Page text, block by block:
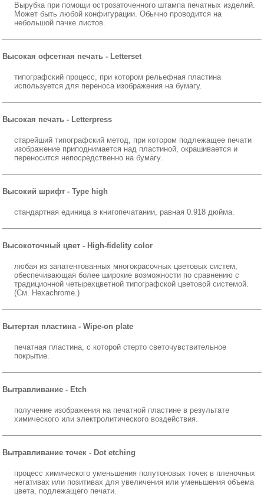
Вырубка при помощи острозаточенного штампа печатных изделий.
Может быть любой конфигурации. Обычно проводится на
небольшой пачке листов.
Высокая офсетная печать - Letterset
типографский процесс, при котором рельефная пластина
используется для переноса изображения на бумагу.
Высокая печать - Letterpress
старейший типографский метод, при котором подлежащее печати
изображение приподнимается над пластиной, окрашивается и
переносится непосредственно на бумагу.
Высокий шрифт - Type high
стандартная единица в книгопечатании, равная 0.918 дюйма.
Высокоточный цвет - High-fidelity color
любая из запатентованных многокрасочных цветовых систем,
обеспечивающая более широкие возможности по сравнению с
традиционной четырехцветной типографской цветовой системой.
(См. Hexachrome.)
Вытертая пластина - Wipe-on plate
печатная пластина, с которой стерто светочувствительное
покрытие.
Вытравливание - Etch
получение изображения на печатной пластине в результате
химического или электролитического воздействия.
Вытравливание точек - Dot etching
процесс химического уменьшения полутоновых точек в пленочных
негативах или позитивах для увеличения или уменьшения объема
цвета, подлежащего печати.